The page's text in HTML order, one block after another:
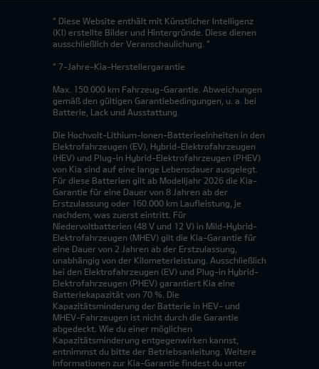
* Diese Website enthält mit Künstlicher Intelligenz
(KI) erstellte Bilder und Hintergründe. Diese dienen
ausschließlich der Veranschaulichung. *
* 7-Jahre-Kia-Herstellergarantie
Max. 150.000 km Fahrzeug-Garantie. Abweichungen
gemäß den gültigen Garantiebedingungen, u. a. bei
Batterie, Lack und Ausstattung.
Die Hochvolt-Lithium-Ionen-Batterieeinheiten in den
Elektrofahrzeugen (EV), Hybrid-Elektrofahrzeugen
(HEV) und Plug-in Hybrid-Elektrofahrzeugen (PHEV)
von Kia sind auf eine lange Lebensdauer ausgelegt.
Für diese Batterien gilt ab Modelljahr 2026 die Kia-
Garantie für eine Dauer von 8 Jahren ab der
Erstzulassung oder 160.000 km Laufleistung, je
nachdem, was zuerst eintritt. Für
Niedervoltbatterien (48 V und 12 V) in Mild-Hybrid-
Elektrofahrzeugen (MHEV) gilt die Kia-Garantie für
eine Dauer von 2 Jahren ab der Erstzulassung,
unabhängig von der Kilometerleistung. Ausschließlich
bei den Elektrofahrzeugen (EV) und Plug-in Hybrid-
Elektrofahrzeugen (PHEV) garantiert Kia eine
Batteriekapazität von 70 %. Die
Kapazitätsminderung der Batterie in HEV- und
MHEV-Fahrzeugen ist nicht durch die Garantie
abgedeckt. Wie du einer möglichen
Kapazitätsminderung entgegenwirken kannst,
entnimmst du bitte der Betriebsanleitung. Weitere
Informationen zur Kia-Garantie findest du unter